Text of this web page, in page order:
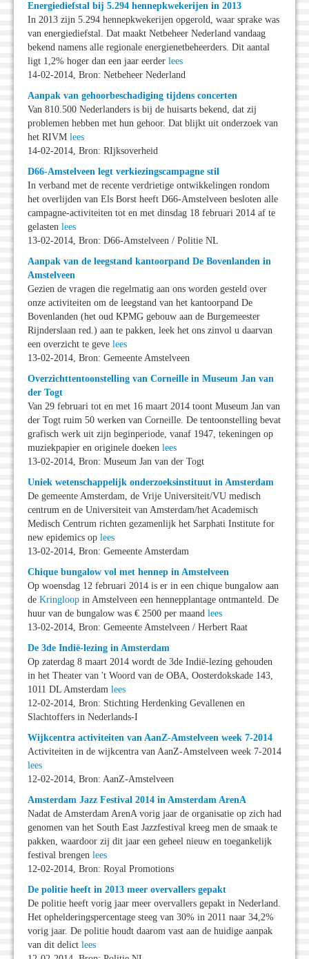
Energiediefstal bij 5.294 hennepkwekerijen in 2013
In 2013 zijn 5.294 hennepkwekerijen opgerold, waar sprake was
van energiediefstal. Dat maakt Netbeheer Nederland vandaag
bekend namens alle regionale energienetbeheerders. Dit aantal
ligt 1,2% hoger dan een jaar eerder lees
14-02-2014, Bron: Netbeheer Nederland
Aanpak van gehoorbeschadiging tijdens concerten
Van 810.500 Nederlanders is bij de huisarts bekend, dat zij
problemen hebben met hun gehoor. Dat blijkt uit onderzoek van
het RIVM lees
14-02-2014, Bron: RIjksoverheid
D66-Amstelveen legt verkiezingscampagne stil
In verband met de recente verdrietige ontwikkelingen rondom
het overlijden van Els Borst heeft D66-Amstelveen besloten alle
campagne-activiteiten tot en met dinsdag 18 februari 2014 af te
gelasten lees
13-02-2014, Bron: D66-Amstelveen / Politie NL
Aanpak van de leegstand kantoorpand De Bovenlanden in
Amstelveen
Gezien de vragen die regelmatig aan ons worden gesteld over
onze activiteiten om de leegstand van het kantoorpand De
Bovenlanden (het oud KPMG gebouw aan de Burgemeester
Rijnderslaan red.) aan te pakken, leek het ons zinvol u daarvan
een overzicht te geve lees
13-02-2014, Bron: Gemeente Amstelveen
Overzichttentoonstelling van Corneille in Museum Jan van
der Togt
Van 29 februari tot en met 16 maart 2014 toont Museum Jan van
der Togt ruim 50 werken van Corneille. De tentoonstelling bevat
grafisch werk uit zijn beginperiode, vanaf 1947, tekeningen op
muziekpapier en originele doeken lees
13-02-2014, Bron: Museum Jan van der Togt
Uniek wetenschappelijk onderzoeksinstituut in Amsterdam
De gemeente Amsterdam, de Vrije Universiteit/VU medisch
centrum en de Universiteit van Amsterdam/het Academisch
Medisch Centrum richten gezamenlijk het Sarphati Institute for
new epidemics op lees
13-02-2014, Bron: Gemeente Amsterdam
Chique bungalow vol met hennep in Amstelveen
Op woensdag 12 februari 2014 is er in een chique bungalow aan
de Kringloop in Amstelveen een hennepplantage ontmanteld. De
huur van de bungalow was € 2500 per maand lees
13-02-2014, Bron: Gemeente Amstelveen / Herbert Raat
De 3de Indië-lezing in Amsterdam
Op zaterdag 8 maart 2014 wordt de 3de Indië-lezing gehouden
in het Theater van 't Woord van de OBA, Oosterdokskade 143,
1011 DL Amsterdam lees
12-02-2014, Bron: Stichting Herdenking Gevallenen en
Slachtoffers in Nederlands-I
Wijkcentra activiteiten van AanZ-Amstelveen week 7-2014
Activiteiten in de wijkcentra van AanZ-Amstelveen week 7-2014
lees
12-02-2014, Bron: AanZ-Amstelveen
Amsterdam Jazz Festival 2014 in Amsterdam ArenA
Nadat de Amsterdam ArenA vorig jaar de organisatie op zich had
genomen van het South East Jazzfestival kreeg men de smaak te
pakken, waardoor zij dit jaar een geheel nieuw en toegankelijk
festival brengen lees
12-02-2014, Bron: Royal Promotions
De politie heeft in 2013 meer overvallers gepakt
De politie heeft vorig jaar meer overvallers gepakt in Nederland.
Het ophelderingspercentage steeg van 30% in 2011 naar 34,2%
vorig jaar. De politie houdt daarom vast aan de huidige aanpak
van dit delict lees